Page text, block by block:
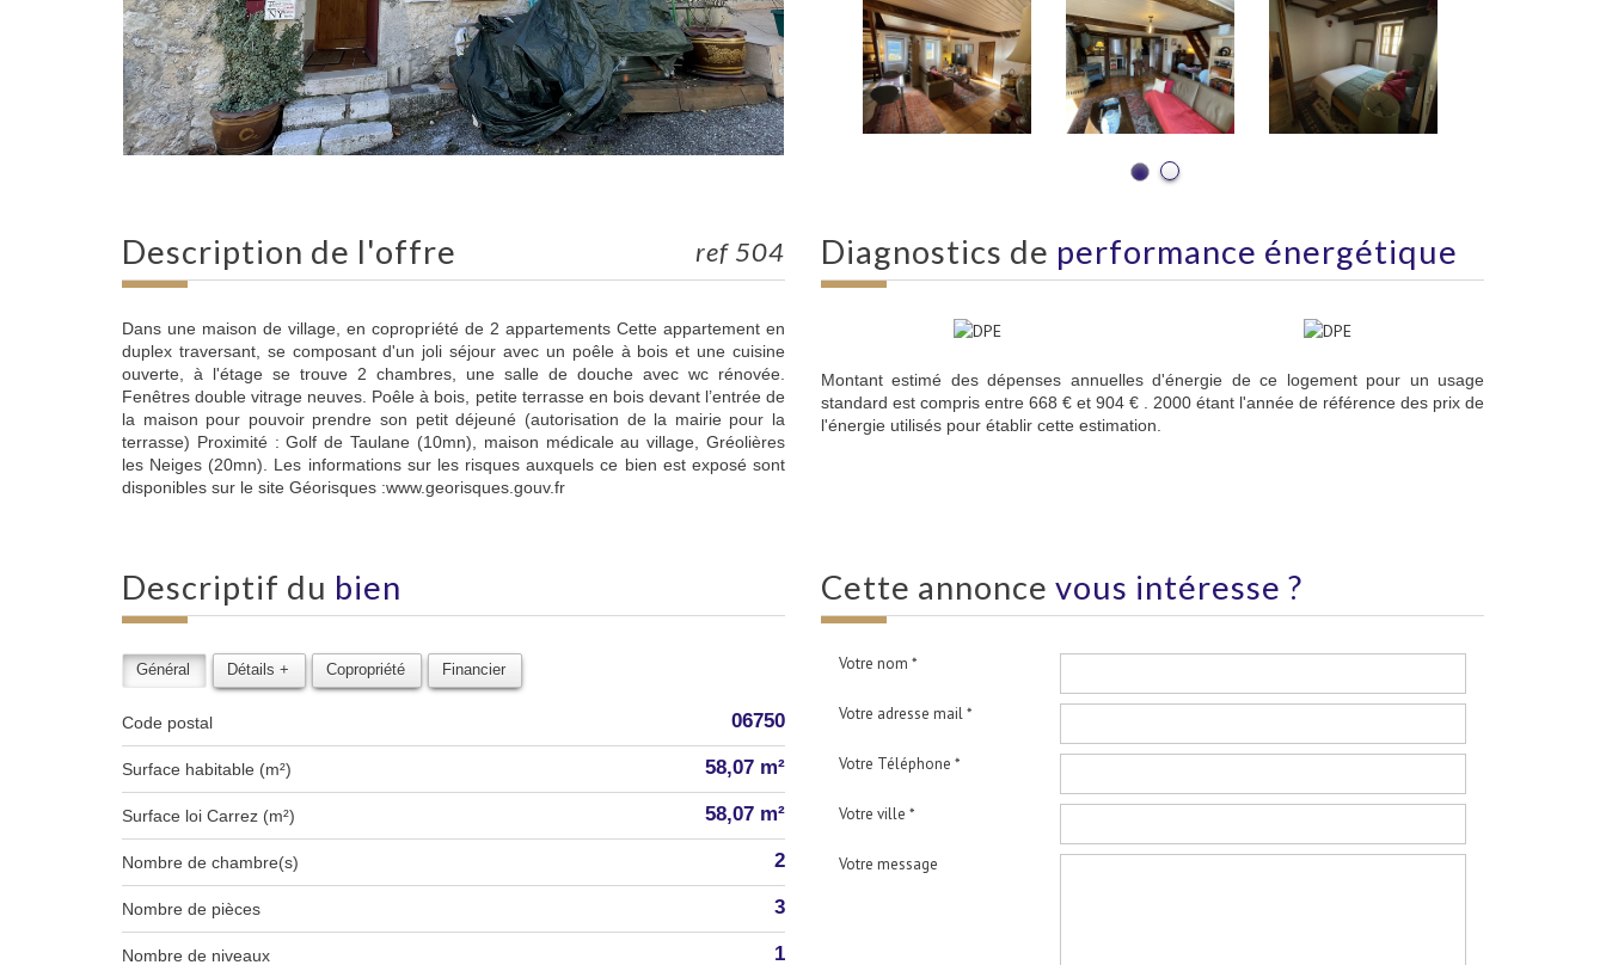
description de l'offre ref 504
Dans une maison de village, en copropriété de 2 appartements Cette appartement en
duplex traversant, se composant d'un joli séjour avec un poêle à bois et une cuisine
ouverte, à l'étage se trouve 2 chambres, une salle de douche avec wc rénovée.
Fenêtres double vitrage neuves. Poêle à bois, petite terrasse en bois devant l’entrée de
la maison pour pouvoir prendre son petit déjeuné (autorisation de la mairie pour la
terrasse) Proximité : Golf de Taulane (10mn), maison médicale au village, Gréolières
les Neiges (20mn). Les informations sur les risques auxquels ce bien est exposé sont
disponibles sur le site Géorisques :www.georisques.gouv.fr
diagnostics de performance énergétique
Montant estimé des dépenses annuelles d'énergie de ce logement pour un usage
standard est compris entre 668 € et 904 € . 2000 étant l'année de référence des prix de
l'énergie utilisés pour établir cette estimation.
descriptif du bien
Général Détails + Copropriété Financier
Code postal 06750
Surface habitable (m²) 58,07 m²
Surface loi Carrez (m²) 58,07 m²
Nombre de chambre(s) 2
Nombre de pièces 3
Nombre de niveaux 1
cette annonce vous intéresse ?
Votre nom *
Votre adresse mail *
Votre Téléphone *
Votre ville *
Votre message